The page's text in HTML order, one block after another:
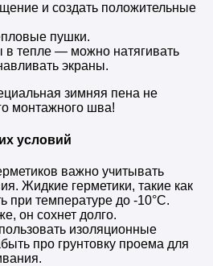
и создать положительные
пушки.
тепле — можно натягивать
экраны.
зимняя пена не
монтажного шва!
условий
важно учитывать
Жидкие герметики, такие как
температуре до -10°C.
он сохнет долго.
изоляционные
про грунтовку проема для